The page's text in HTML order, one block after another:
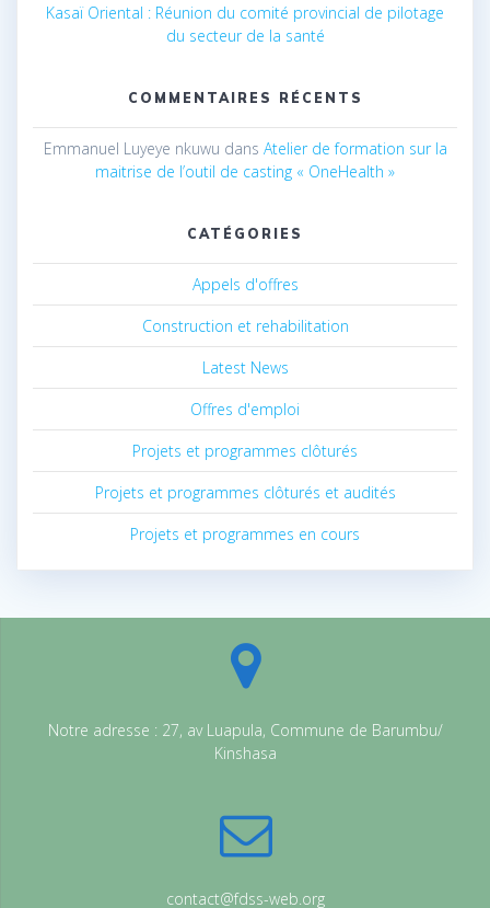
Kasaï Oriental : Réunion du comité provincial de pilotage
du secteur de la santé
COMMENTAIRES RÉCENTS
Emmanuel Luyeye nkuwu dans Atelier de formation sur la
maitrise de l’outil de casting « OneHealth »
CATÉGORIES
Appels d'offres
Construction et rehabilitation
Latest News
Offres d'emploi
Projets et programmes clôturés
Projets et programmes clôturés et audités
Projets et programmes en cours
Notre adresse : 27, av Luapula, Commune de Barumbu/
Kinshasa
contact@fdss-web.org